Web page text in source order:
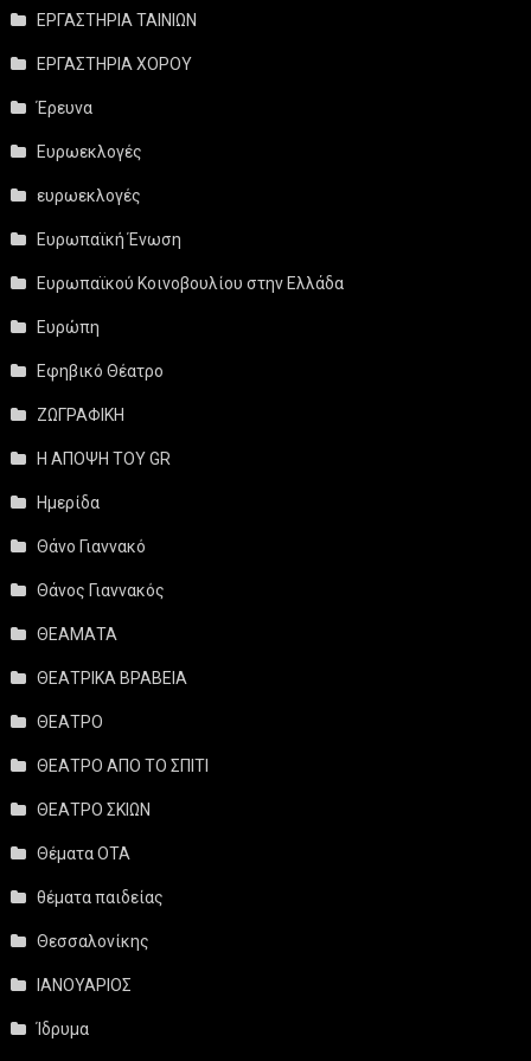
ΕΡΓΑΣΤΗΡΙΑ ΤΑΙΝΙΩΝ
ΕΡΓΑΣΤΗΡΙΑ ΧΟΡΟΥ
Έρευνα
Ευρωεκλογές
ευρωεκλογές
Ευρωπαϊκή Ένωση
Ευρωπαϊκού Κοινοβουλίου στην Ελλάδα
Ευρώπη
Εφηβικό Θέατρο
ΖΩΓΡΑΦΙΚΗ
Η ΑΠΟΨΗ ΤΟΥ GR
Ημερίδα
Θάνο Γιαννακό
Θάνος Γιαννακός
ΘΕΑΜΑΤΑ
ΘΕΑΤΡΙΚΑ ΒΡΑΒΕΙΑ
ΘΕΑΤΡΟ
ΘΕΑΤΡΟ ΑΠΟ ΤΟ ΣΠΙΤΙ
ΘΕΑΤΡΟ ΣΚΙΩΝ
Θέματα ΟΤΑ
θέματα παιδείας
Θεσσαλονίκης
ΙΑΝΟΥΑΡΙΟΣ
Ίδρυμα